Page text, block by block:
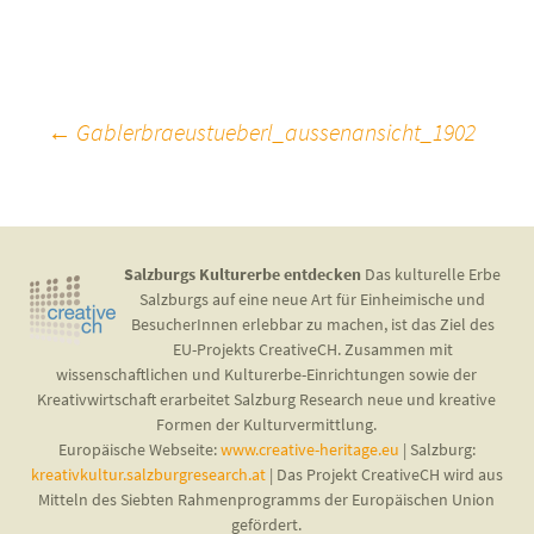
Beitragsnavigation
← Gablerbraeustueberl_aussenansicht_1902
Salzburgs Kulturerbe entdecken Das kulturelle Erbe
Salzburgs auf eine neue Art für Einheimische und
BesucherInnen erlebbar zu machen, ist das Ziel des
EU-Projekts CreativeCH. Zusammen mit
wissenschaftlichen und Kulturerbe-Einrichtungen sowie der
Kreativwirtschaft erarbeitet Salzburg Research neue und kreative
Formen der Kulturvermittlung.
Europäische Webseite:www.creative-heritage.eu | Salzburg:
kreativkultur.salzburgresearch.at | Das Projekt CreativeCH wird aus
Mitteln des Siebten Rahmenprogramms der Europäischen Union
gefördert.